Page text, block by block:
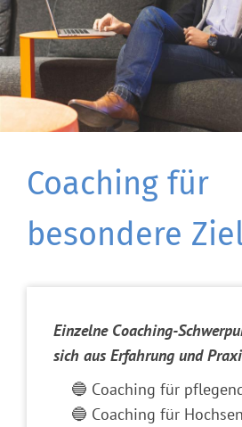
Coaching für
besondere
Einzelne Coaching-
sich aus Erfahrung und
🔵 Coaching für
🔵 Coaching für